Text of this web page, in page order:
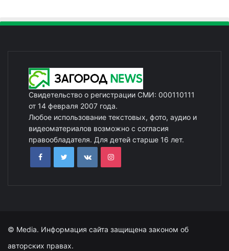
Свидетельство о регистрации СМИ: 000110111
от 14 февраля 2007 года.
Любое использование текстовых, фото, аудио и
видеоматериалов возможно с согласия
правообладателя. Для детей старше 16 лет.
© Media. Информация сайта защищена законом об
авторских правах.